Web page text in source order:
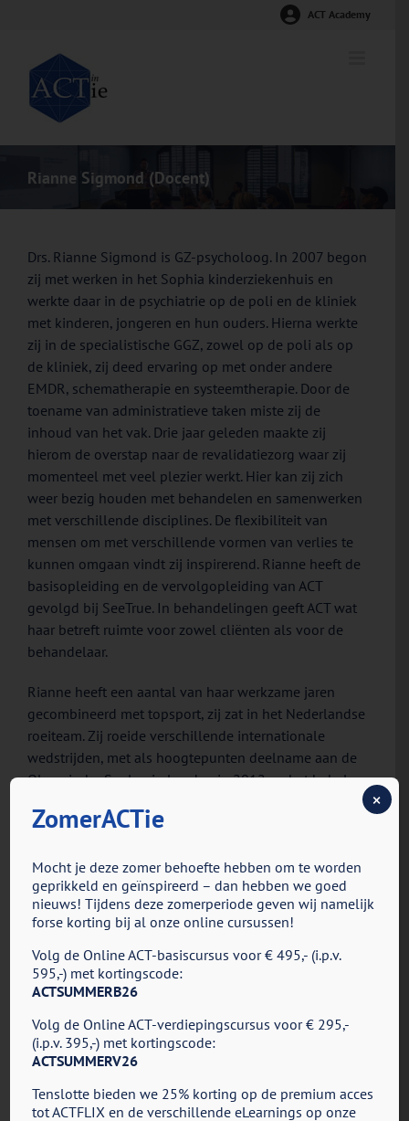
ACT Academy
Rianne Sigmond (Docent)
Drs. Rianne Sigmond is GZ-psycholoog. In 2007 begon
zij met werken in het Sophia kinderziekenhuis en
werkte daar in de psychiatrie op de poli en de kliniek
met kinderen, jongeren en hun ouders. Hierna werkte
zij in de specialistische GGZ, zowel op de poli als op
de kliniek, zij deed ervaring op met onder andere
EMDR, schematherapie en systeemtherapie. Door de
toename van administratieve taken miste zij de
inhoud van het vak. Drie jaar geleden maakte zij
hierom de overstap naar de revalidatiezorg waar zij
momenteel met veel plezier werkt. Hier kan zij zich
weer bezig houden met behandelen en samenwerken
met verschillende disciplines. De flexibiliteit van
mensen om met verschillende vormen van verlies te
kunnen omgaan vindt zij inspirerend. Rianne heeft de
basisopleiding en de vervolgopleiding van ACT
gevolgd bij SeeTrue. In behandelingen geeft ACT wat
haar betreft ruimte voor zowel cliënten als voor de
behandelaar.
Rianne heeft een aantal van haar werkzame jaren
gecombineerd met topsport, zij zat in het Nederlandse
roeiteam. Zij roeide verschillende internationale
wedstrijden, met als hoogtepunten deelname aan de
Olympische Spelen in Londen in 2012 en het behalen
haar plezier en zij begeleidt daarnaast topsporters op
jezelf kan halen en kunt presteren op het hoogste
niveau zonder je waarden uit het oog te verliezen,
zodat je kunt blijven genieten van het proces. Ook het
zoeken naar mildheid en flexibiliteit binnen een
wereld van controle en perfectionisme vindt zij
uitdagend. Dit is wat haar betreft een voorwaarde om
te kunnen (blijven) presteren.
Rianne is getrouwd en heeft twee kinderen. Zij geniet
ervan om er op uit te gaan met haar gezin. Daarnaast
doet aan hardlopen, trailen en wielrennen.
ZomerACTie
Mocht je deze zomer behoefte hebben om te worden
geprikkeld en geïnspireerd – dan hebben we goed
nieuws! Tijdens deze zomerperiode geven wij namelijk
forse korting bij al onze online cursussen!
Volg de Online ACT-basiscursus voor € 495,- (i.p.v.
595,-) met kortingscode:
ACTSUMMERB26
Volg de Online ACT-verdiepingscursus voor € 295,-
(i.p.v. 395,-) met kortingscode:
ACTSUMMERV26
Tenslotte bieden we 25% korting op de premium acces
tot ACTFLIX en de verschillende eLearnings op onze
×